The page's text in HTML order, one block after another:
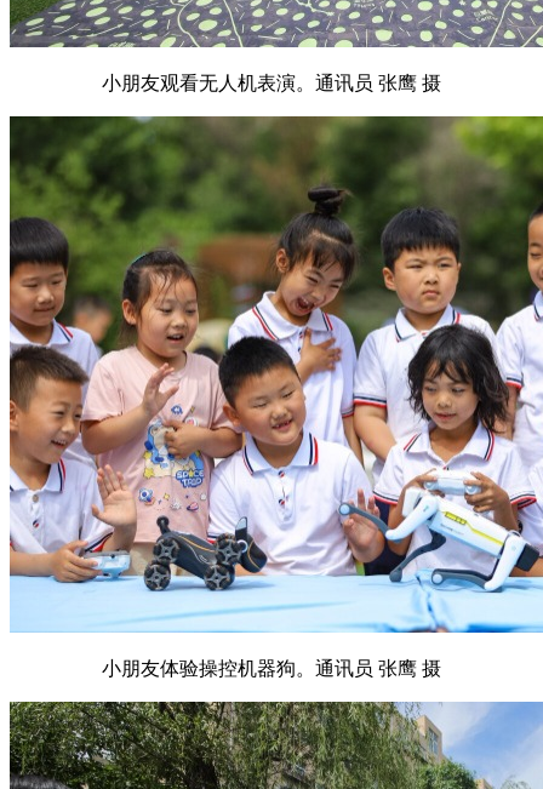
小朋友观看无人机表演。通讯员 张鹰 摄
小朋友体验操控机器狗。通讯员 张鹰 摄